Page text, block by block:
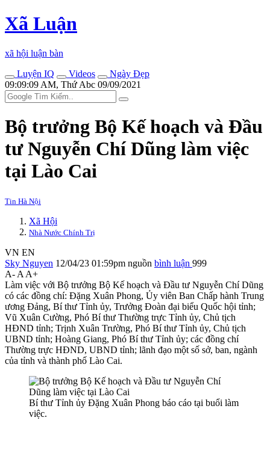
Xã Luận
xã hội luận bàn
Luyện IQ
Videos
Ngày Đẹp
09:09:09 AM, Thứ Abc 09/09/2021
Bộ trưởng Bộ Kế hoạch và Đầu
tư Nguyễn Chí Dũng làm việc
tại Lào Cai
Tin Hà Nội
Xã Hội
Nhà Nước Chính Trị
VN EN
Sky Nguyen 12/04/23 01:59pm nguồn bình luận 999
A- A A+
Làm việc với Bộ trưởng Bộ Kế hoạch và Đầu tư Nguyễn Chí Dũng
có các đồng chí: Đặng Xuân Phong, Ủy viên Ban Chấp hành Trung
ương Đảng, Bí thư Tỉnh ủy, Trưởng Đoàn đại biểu Quốc hội tỉnh;
Vũ Xuân Cường, Phó Bí thư Thường trực Tỉnh ủy, Chủ tịch
HĐND tỉnh; Trịnh Xuân Trường, Phó Bí thư Tỉnh ủy, Chủ tịch
UBND tỉnh; Hoàng Giang, Phó Bí thư Tỉnh ủy; các đồng chí
Thường trực HĐND, UBND tỉnh; lãnh đạo một số sở, ban, ngành
của tỉnh và thành phố Lào Cai.
Bí thư Tỉnh ủy Đặng Xuân Phong báo cáo tại buổi làm
việc.